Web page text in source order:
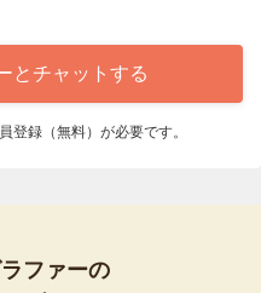
とチャットする
録（無料）が必要です。
ファーの